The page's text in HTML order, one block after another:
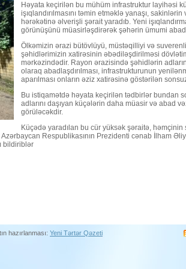
​Həyata keçirilən bu mühüm infrastruktur layihəsi
işıqlandırılmasını təmin etməklə yanaşı,
hərəkətinə əlverişli şərait yaradıb. Yeni
görünüşünü müasirləşdirərək şəhərin ümumi
​Ölkəmizin ərazi bütövlüyü, müstəqilliyi və
şəhidlərimizin xatirəsinin əbədiləşdirilməsi
mərkəzindədir. Rayon ərazisində şəhidlərin
olaraq abadlaşdırılması, infrastrukturunun
aparılması onların əziz xatirəsinə göstərilən
​Bu istiqamətdə həyata keçirilən tədbirlər bundan
adlarını daşıyan küçələrin daha müasir və abad
görüləcəkdir.
​Küçədə yaradılan bu cür yüksək şəraitə,
Respublikasının Prezidenti cənab İlham
bildiriblər
hazırlanması: Yeni Tərtər Qəzeti